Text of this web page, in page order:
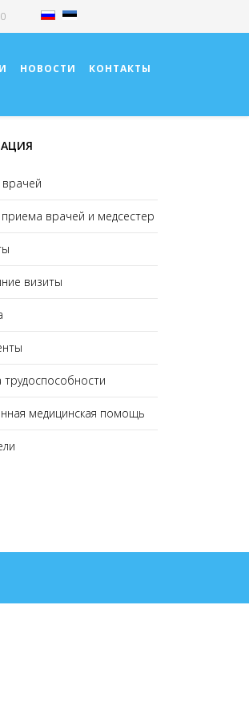
НОВОСТИ КОНТАКТЫ
врачей и медсестер
визиты
трудоспособности
медицинская помощь